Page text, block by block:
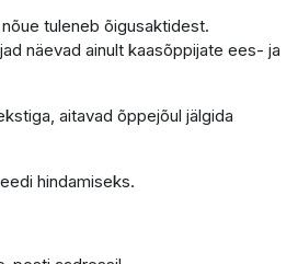
tuleneb õigusaktidest.
näevad ainult kaasõppijate ees- ja
aitavad õppejõul jälgida
hindamiseks.